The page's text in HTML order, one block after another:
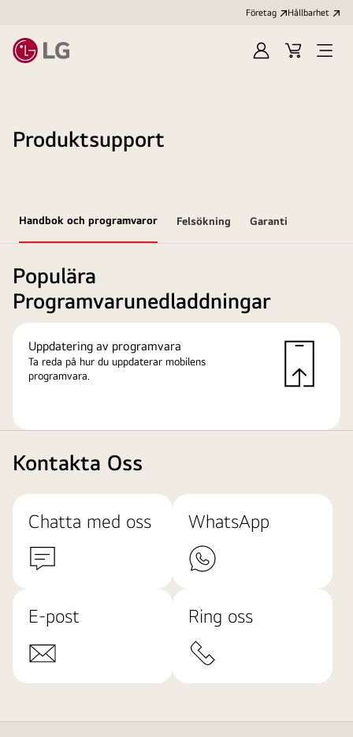
Företag Hållbarhet
LoggaKundvagn
Produktsupport
Handbok och programvaror Felsökning Garanti
Populära
Programvarunedladdningar
Uppdatering av programvara
Ta reda på hur du uppdaterar mobilens
programvara.
Kontakta Oss
Chatta med oss WhatsApp
E-post Ring oss